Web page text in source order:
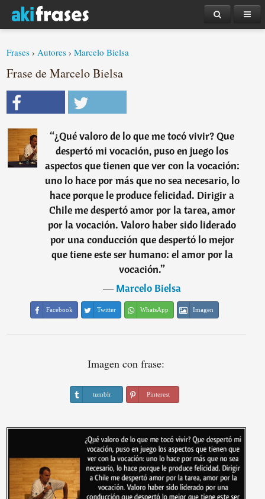
Frases ›Autores ›Marcelo Bielsa
Frase de Marcelo Bielsa
“¿Qué valoro de lo que me tocó vivir? Que
despertó mi vocación, puso en juego los
aspectos que tienen que ver con la vocación:
uno lo hace por más que no sea necesario, lo
hace porque le produce felicidad. Dirigir a
Chile me despertó amor por la tarea, amor
por la vocación. Valoro haber sido liderado
por una conducción que despertó lo mejor
que tiene este ser humano: el amor por la
vocación.”
―Marcelo Bielsa
Facebook Twitter WhatsApp Imagen
Imagen con frase:
tumblr Pinterest